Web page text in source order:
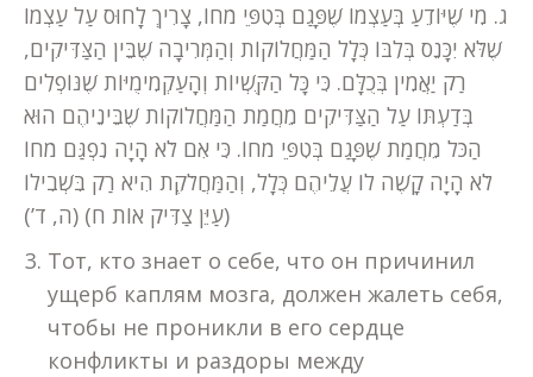
ג. מִי שֶׁיּוֹדֵעַ בְּעַצְמוֹ שֶׁפָּגַם בְּטִפֵּי מֹחוֹ, צָרִיךְ לָחוּס עַל עַצְמוֹ
שֶׁלֹּא יִכָּנֵס בְּלִבּוֹ כְּלָל הַמַּחֲלוֹקוֹת וְהַמְּרִיבָה שֶׁבֵּין הַצַּדִּיקִים,
רַק יַאֲמִין בְּכֻלָּם. כִּי כָּל הַקֻּשְׁיוֹת וְהָעַקְמִימֻיּוֹת שֶׁנּוֹפְלִים
בְּדַעְתּוֹ עַל הַצַּדִּיקִים מֵחֲמַת הַמַּחֲלוֹקוֹת שֶׁבֵּינֵיהֶם הוּא
הַכֹּל מֵחֲמַת שֶׁפָּגַם בְּטִפֵּי מֹחוֹ. כִּי אִם לֹא הָיָה נִפְגַּם מֹחוֹ
לֹא הָיָה קָשֶׁה לוֹ עֲלֵיהֶם כְּלָל, וְהַמַּחֲלֹקֶת הִיא רַק בִּשְׁבִילוֹ
(עַיֵּן צַדִּיק אוֹת ח) (ה, ד’)
Тот, кто знает о себе, что он причинил
ущерб каплям мозга, должен жалеть себя,
чтобы не проникли в его сердце
конфликты и раздоры между